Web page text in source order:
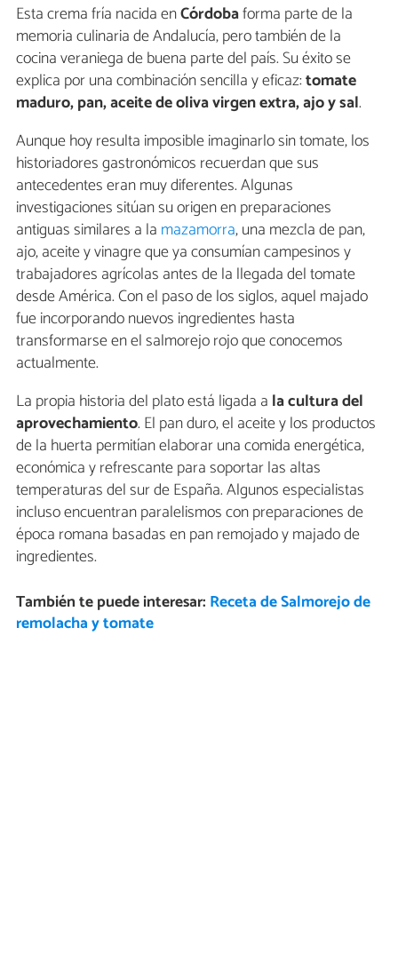
Esta crema fría nacida enCórdobaforma parte de la
memoria culinaria de Andalucía, pero también de la
cocina veraniega de buena parte del país. Su éxito se
explica por una combinación sencilla y eficaz:tomate
maduro, pan, aceite de oliva virgen extra, ajo y sal.
Aunque hoy resulta imposible imaginarlo sin tomate, los
historiadores gastronómicos recuerdan que sus
antecedentes eran muy diferentes. Algunas
investigaciones sitúan su origen en preparaciones
antiguas similares a la mazamorra, una mezcla de pan,
ajo, aceite y vinagre que ya consumían campesinos y
trabajadores agrícolas antes de la llegada del tomate
desde América. Con el paso de los siglos, aquel majado
fue incorporando nuevos ingredientes hasta
transformarse en el salmorejo rojo que conocemos
actualmente.
La propia historia del plato está ligada a la cultura del
aprovechamiento. El pan duro, el aceite y los productos
de la huerta permitían elaborar una comida energética,
económica y refrescante para soportar las altas
temperaturas del sur de España. Algunos especialistas
incluso encuentran paralelismos con preparaciones de
época romana basadas en pan remojado y majado de
ingredientes.
También te puede interesar: Receta de Salmorejo de
remolacha y tomate